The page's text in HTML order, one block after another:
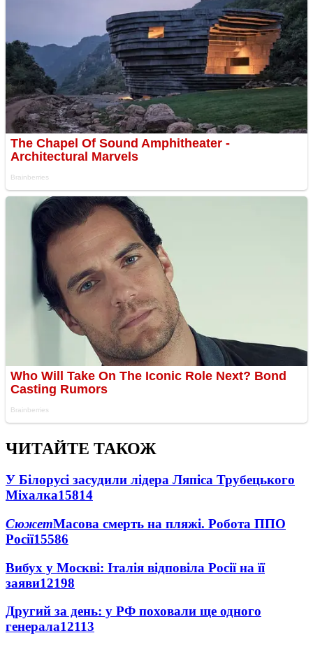
ЧИТАЙТЕ ТАКОЖ
У Білорусі засудили лідера Ляпіса Трубецького
Міхалка15814
СюжетМасова смерть на пляжі. Робота ППО
Росії15586
Вибух у Москві: Італія відповіла Росії на її
заяви12198
Другий за день: у РФ поховали ще одного
генерала12113